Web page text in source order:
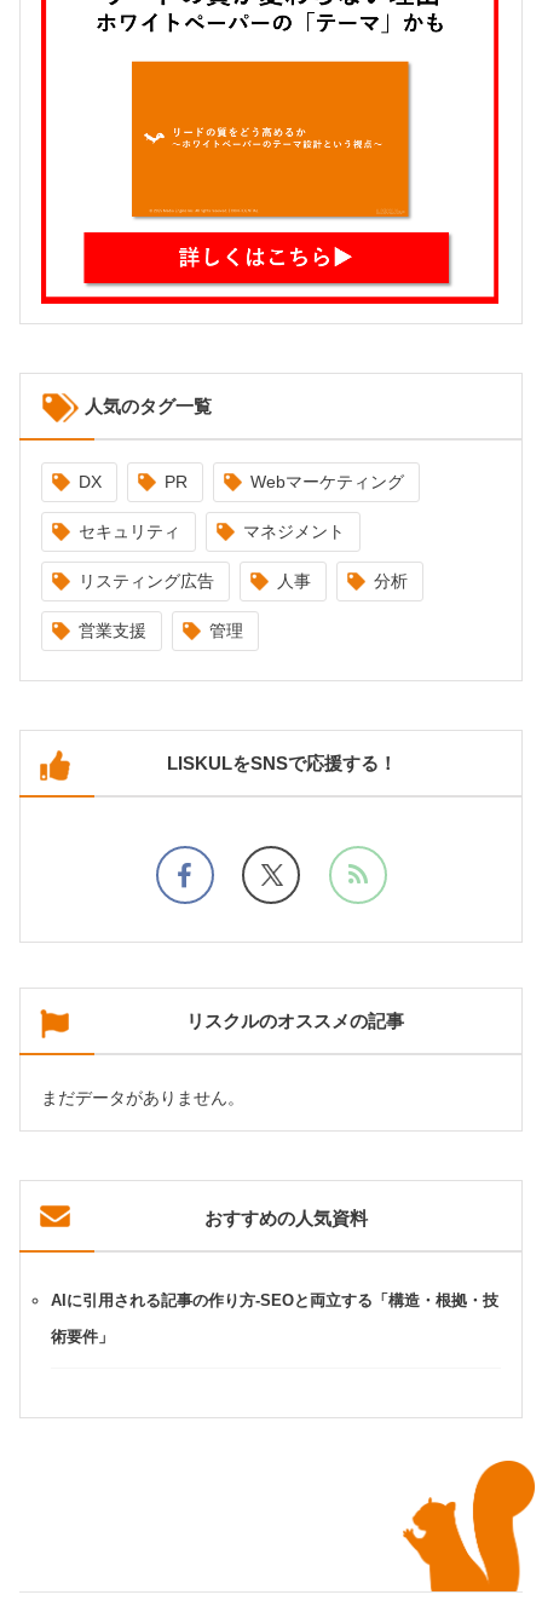
人気のタグ一覧
DX PR Webマーケティング
セキュリティ マネジメント
リスティング広告 人事 分析
営業支援 管理
LISKULをSNSで応援する！
リスクルのオススメの記事
まだデータがありません。
おすすめの人気資料
AIに引用される記事の作り方-SEOと両立する「構造・根拠・技
術要件」